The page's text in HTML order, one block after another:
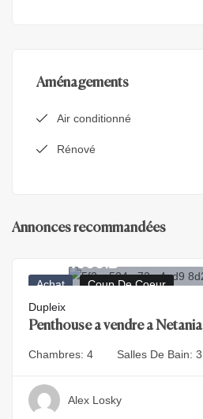
Aménagements
Air conditionné
Rénové
Annonces recommandées
Achat Coup De Coeur
3.500.000₪
Dupleix
Penthouse a vendre a Netania
Chambres: 4 Salles De Bain: 3
Alex Losky